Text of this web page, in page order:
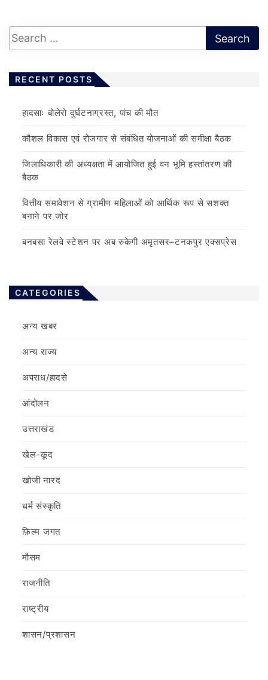
RECENT POSTS
हादसाः बोलेरो दुर्घटनाग्रस्त, पांच की मौत
कौशल विकास एवं रोजगार से संबंधित योजनाओं की समीक्षा बैठक
जिलाधिकारी की अध्यक्षता में आयोजित हुई वन भूमि हस्तांतरण की
बैठक
वित्तीय समावेशन से ग्रामीण महिलाओं को आर्थिक रूप से सशक्त
बनाने पर जोर
बनबसा रेलवे स्टेशन पर अब रुकेगी अमृतसर–टनकपुर एक्सप्रेस
CATEGORIES
अन्य खबर
अन्य राज्य
अपराध/हादसे
आंदोलन
उत्तराखंड
खेल-कूद
खोजी नारद
धर्म संस्कृति
फ़िल्‍म जगत
मौसम
राजनीति
राष्ट्रीय
शासन/प्रशासन